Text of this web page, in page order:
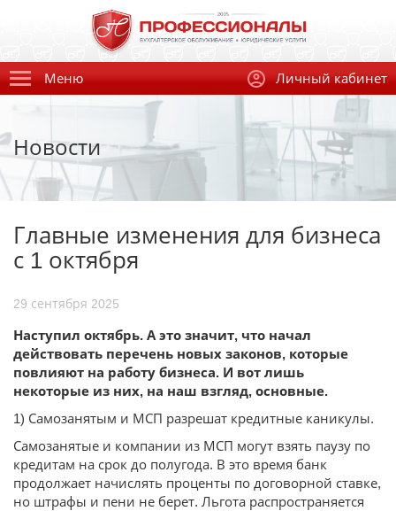
Меню Личный кабинет
Новости
Главные изменения для бизнеса
с 1 октября
29 сентября 2025
Наступил октябрь. А это значит, что начал
действовать перечень новых законов, которые
повлияют на работу бизнеса. И вот лишь
некоторые из них, на наш взгляд, основные.
1) Самозанятым и МСП разрешат кредитные каникулы.
Самозанятые и компании из МСП могут взять паузу по
кредитам на срок до полугода. В это время банк
продолжает начислять проценты по договорной ставке,
но штрафы и пени не берет. Льгота распространяется